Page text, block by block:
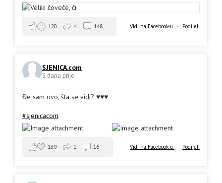
Vidi na Facebook-u · Podijeli
120 4 148
SJENICA.com
3 dana prije
Đe sam ovo, šta se vidi? ♥️♥️♥️
.
#sjenicacom
Vidi na Facebook-u · Podijeli
139 1 16